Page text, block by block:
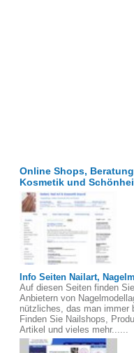
Online Shops,
Kosmetik und
Info Seiten Nailart,
Auf diesen Seiten finden
Anbietern von
nützliches, das man immer
Finden Sie Nailshops,
Artikel und vieles mehr......